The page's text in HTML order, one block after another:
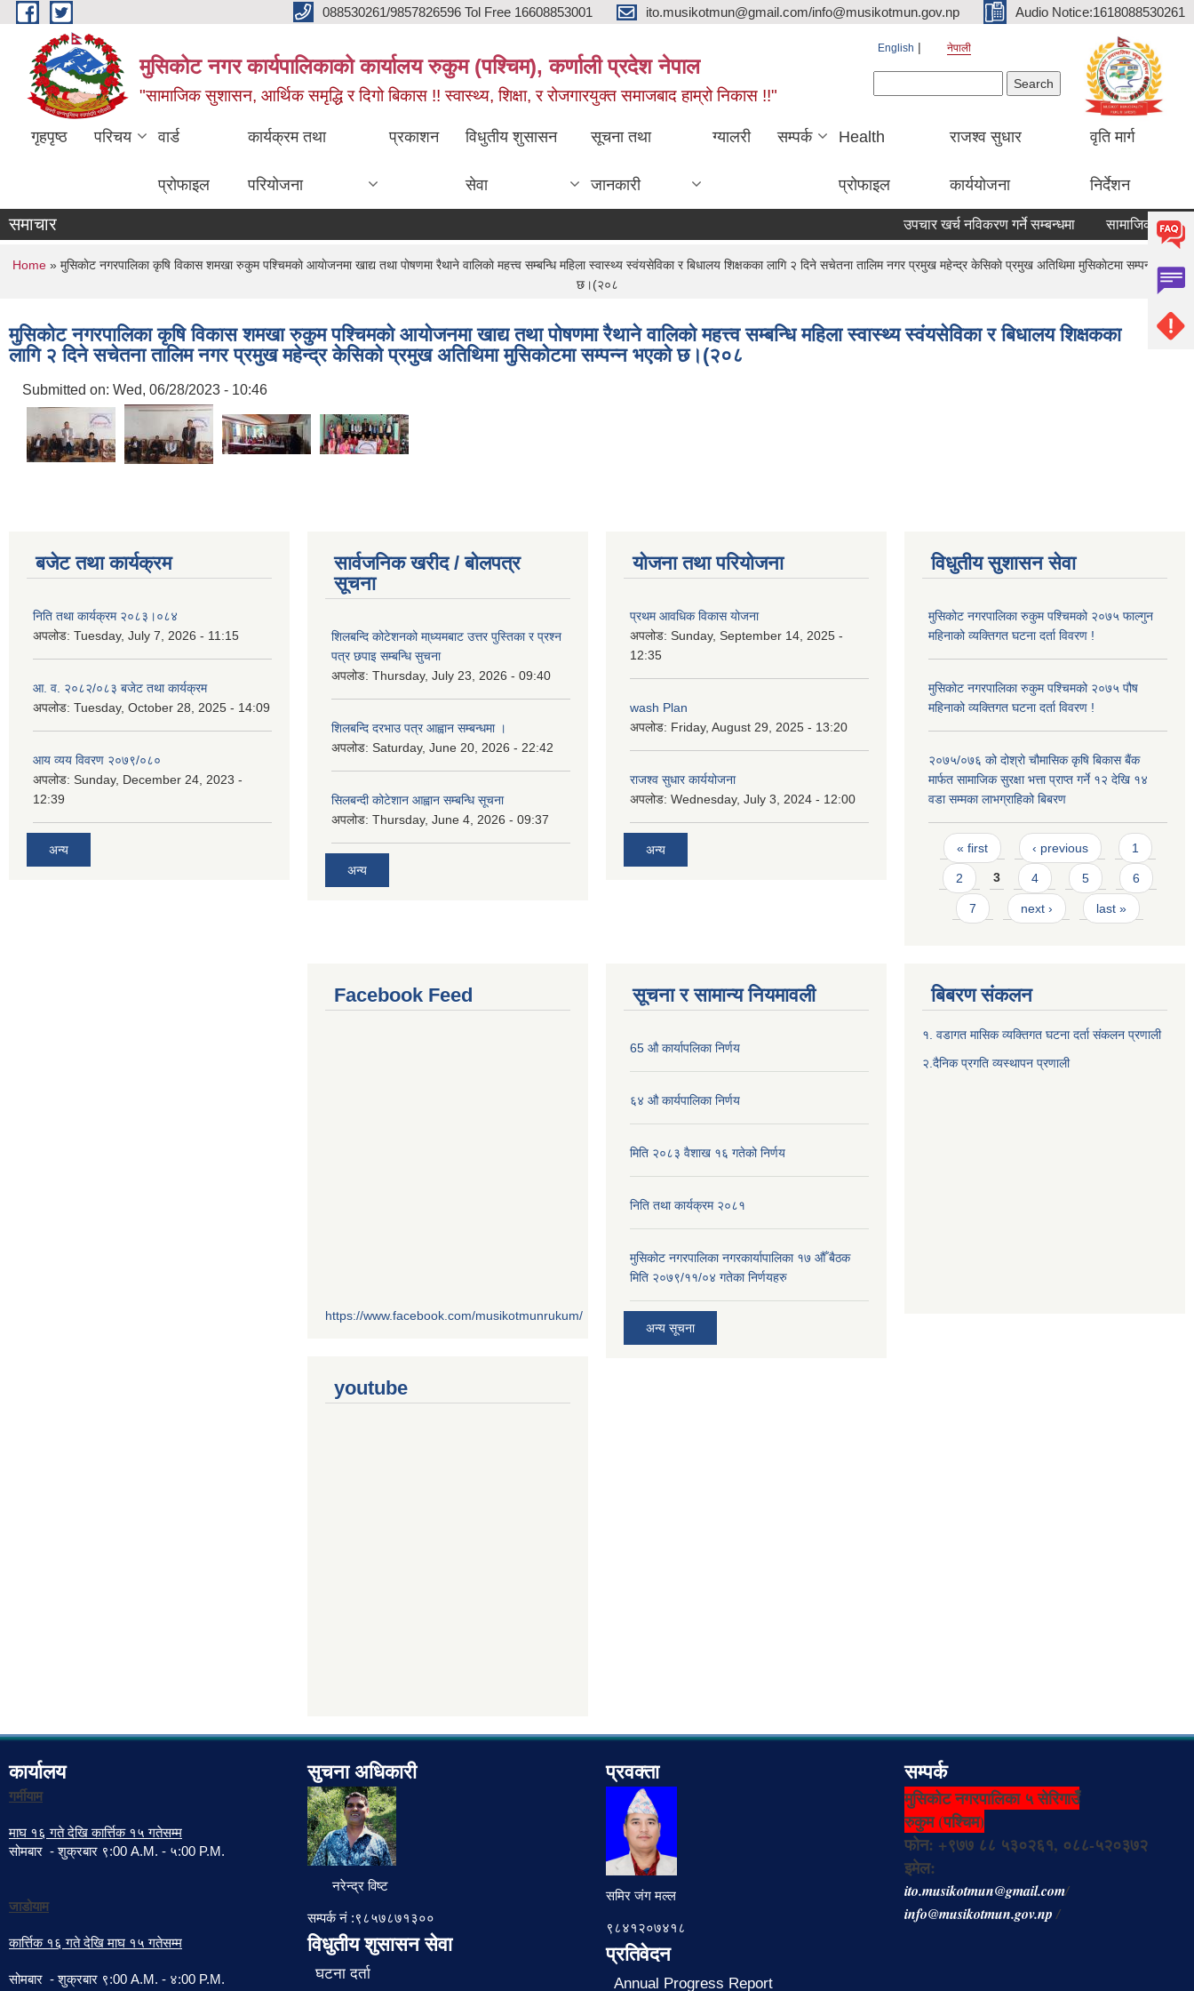
Skip to main content 088530261/9857826596 Tol Free 16608853001 ito.musikotmun@gmail.com/info@musikotmun.gov.np Audio Notice:1618088530261
मुसिकोट नगर कार्यपालिकाको कार्यालय रुकुम (पश्चिम), कर्णाली प्रदेश नेपाल
"सामाजिक सुशासन, आर्थिक समृद्धि र दिगो बिकास !! स्वास्थ्य, शिक्षा, र रोजगारयुक्त समाजबाद हाम्रो निकास !!"
English नेपाली
गृहपृष्ठ परिचय वार्ड
प्रोफाइल
कार्यक्रम तथा
परियोजना
प्रकाशन विधुतीय शुसासन
सेवा
सूचना तथा
जानकारी
ग्यालरी सम्पर्क Health
प्रोफाइल
राजश्व सुधार
कार्ययोजना
वृति मार्ग
निर्देशन
समाचार उपचार खर्च नविकरण गर्ने सम्बन्धमा
You are here
Home» मुसिकाेट नगरपालिका कृषि विकास शमखा रुकुम पश्चिमकाे आयाेजनमा खाद्य तथा पाेषणमा रैथाने वालिकाे महत्त्व सम्बन्धि महिला स्वास्थ्य स्वंयसेविका र बिधालय शिक्षकका लागि २ दिने सचेतना तालिम नगर प्रमुख महेन्द्र केसिकाे प्रमुख अतिथिमा मुसिकाेटमा सम्पन्न भएको
छ।(२०८
मुसिकाेट नगरपालिका कृषि विकास शमखा रुकुम पश्चिमकाे आयाेजनमा खाद्य तथा पाेषणमा रैथाने वालिकाे महत्त्व सम्बन्धि महिला स्वास्थ्य स्वंयसेविका र बिधालय शिक्षकका
लागि २ दिने सचेतना तालिम नगर प्रमुख महेन्द्र केसिकाे प्रमुख अतिथिमा मुसिकाेटमा सम्पन्न भएको छ।(२०८
Submitted on: Wed, 06/28/2023 - 10:46
बजेट तथा कार्यक्रम
निति तथा कार्यक्रम २०८३।०८४
अपलोड: Tuesday, July 7, 2026 - 11:15
आ. व. २०८२/०८३ बजेट तथा कार्यक्रम
अपलोड: Tuesday, October 28, 2025 - 14:09
आय व्यय विवरण २०७९/०८०
अपलोड: Sunday, December 24, 2023 -
12:39
अन्य
सार्वजनिक खरीद / बोलपत्र
सूचना
शिलबन्दि कोटेशनको मा्ध्यमबाट उत्तर पुस्तिका र प्रश्न
पत्र छपाइ सम्बन्धि सुचना
अपलोड: Thursday, July 23, 2026 - 09:40
शिलबन्दि दरभाउ पत्र आह्वान सम्बन्धमा ।
अपलोड: Saturday, June 20, 2026 - 22:42
सिलबन्दी कोटेशान आह्वान सम्बन्धि सूचना
अपलोड: Thursday, June 4, 2026 - 09:37
अन्य
योजना तथा परियोजना
प्रथम आवधिक विकास योजना
अपलोड: Sunday, September 14, 2025 -
12:35
wash Plan
अपलोड: Friday, August 29, 2025 - 13:20
राजश्व सुधार कार्ययोजना
अपलोड: Wednesday, July 3, 2024 - 12:00
अन्य
विधुतीय सुशासन सेवा
मुसिकोट नगरपालिका रुकुम पश्चिमको २०७५ फाल्गुन
महिनाको व्यक्तिगत घटना दर्ता विवरण !
मुसिकोट नगरपालिका रुकुम पश्चिमको २०७५ पौष
महिनाको व्यक्तिगत घटना दर्ता विवरण !
२०७५/०७६ को दोश्रो चौमासिक कृषि बिकास बैंक
मार्फत सामाजिक सुरक्षा भत्ता प्राप्त गर्ने १२ देखि १४
वडा सम्मका लाभग्राहिको बिबरण
Pages
« first ‹ previous 1
2 3 4 5 6
7 next › last »
Facebook Feed
https://www.facebook.com/musikotmunrukum/
youtube
सूचना र सामान्य नियमावली
65 औ कार्यापलिका निर्णय
६४ औ कार्यपालिका निर्णय
मिति २०८३ वैशाख १६ गतेको निर्णय
निति तथा कार्यक्रम २०८१
मुसिकोट नगरपालिका नगरकार्यापालिका १७ औँ बैठक
मिति २०७९/११/०४ गतेका निर्णयहरु
अन्य सूचना
बिबरण संकलन
१. वडागत मासिक व्यक्तिगत घटना दर्ता संकलन प्रणाली
२.दैनिक प्रगति व्यस्थापन प्रणाली
कार्यालय
गर्मीयाम
माघ १६ गते देखि कार्त्तिक १५ गतेसम्म
सोमबार - शुक्रबार ९:00 A.M. - ५:00 P.M.
जाडोयाम
कार्त्तिक १६ गते देखि माघ १५ गतेसम्म
सोमबार - शुक्रबार ९:00 A.M. - ४:00 P.M.
सुचना अधिकारी
नरेन्द्र विष्ट
सम्पर्क नं :९८५७८७१३००
विधुतीय शुसासन सेवा
घटना दर्ता
प्रवक्ता
समिर जंग मल्ल
९८४१२०७४१८
प्रतिवेदन
Annual Progress Report
सम्पर्क
मुसिकोट नगरपालिका ५ सेरिगाउँ
रुकुम (पश्चिम)
फोन: +९७७ ८८ ५३०२६१, ०८८-५२०३७२
इमेल:
ito.musikotmun@gmail.com/
info@musikotmun.gov.np/